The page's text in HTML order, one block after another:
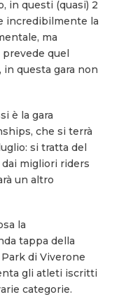
in questi (quasi) 2
incredibilmente la
ma
quel
in questa gara non
è la gara
che si terrà
si tratta del
migliori riders
un altro
la
tappa della
di Viverone
gli atleti iscritti
categorie.